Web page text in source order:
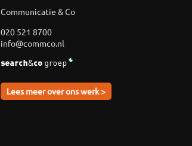
Communicatie & Co
020 521 8700
info@commco.nl
Lees meer over ons werk >